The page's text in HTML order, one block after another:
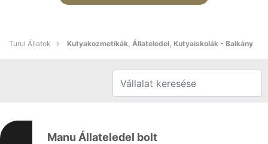
Turul Állatok Kutyakozmetikák, Állateledel, Kutyaiskolák - Balkány
Manu Állateledel bolt